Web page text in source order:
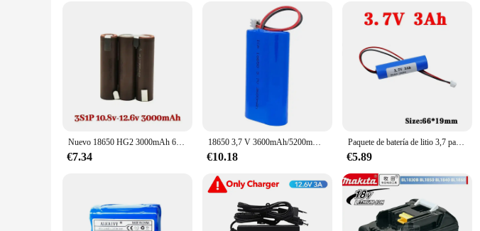
Nuevo 18650 HG2 3000mAh 6000mAh 20amps 3S 4S 5S 6S 8S 7,4 V 12,6 V 14,8 V 18V 25,2 V 29,6 V para baterías de destornillador paquete de batería de soldadura
€7.34
18650 3,7 V 3600mAh/5200mAh batería de litio recargable megáfono altavoz monitores luces LED tablero de protección + enchufe XH2.54
€10.18
Paquete de batería de litio 3,7 para pesca, altavoz ligero, herramientas eléctricas para coche de juguete, celdas de iones de litio portátiles, 7,4 V, 18650 V, 12V, 3AH, 6Ah, 9Ah, 12Ah
€5.89